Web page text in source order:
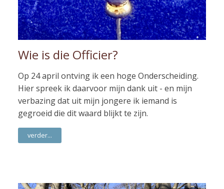
Wie is die Officier?
Op 24 april ontving ik een hoge Onderscheiding.
Hier spreek ik daarvoor mijn dank uit - en mijn
verbazing dat uit mijn jongere ik iemand is
gegroeid die dit waard blijkt te zijn.
verder...